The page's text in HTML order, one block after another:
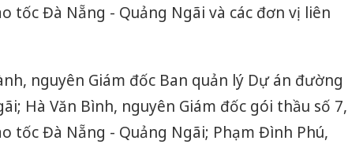
tốc Đà Nẵng - Quảng Ngãi và các đơn vị liên
nguyên Giám đốc Ban quản lý Dự án đường
Hà Văn Bình, nguyên Giám đốc gói thầu số 7,
tốc Đà Nẵng - Quảng Ngãi; Phạm Đình Phú,